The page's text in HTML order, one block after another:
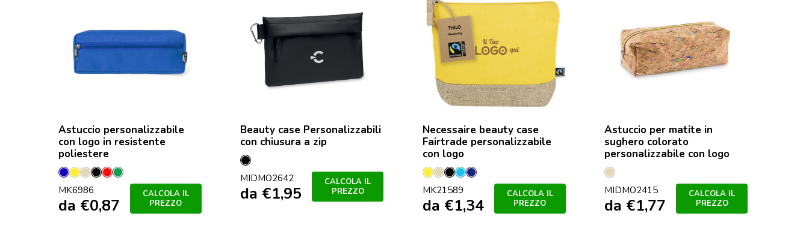
Astuccio personalizzabile
con logo in resistente
poliestere
BluGiallo
Naturale
Nero
RossoVerde
MK6986
da €0,87
CALCOLA IL
PREZZO
Beauty case Personalizzabili
con chiusura a zip
Nero
MIDMO2642
da €1,95
CALCOLA IL
PREZZO
Necessaire beauty case
Fairtrade personalizzabile
con logo
Giallo
Naturale
NeroAzzurro
Marineo
MK21589
da €1,34
CALCOLA IL
PREZZO
Astuccio per matite in
sughero colorato
personalizzabile con logo
Beige
MIDMO2415
da €1,77
CALCOLA IL
PREZZO